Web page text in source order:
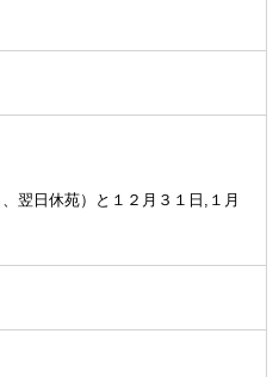
翌日休苑）と１２月３１日,１月